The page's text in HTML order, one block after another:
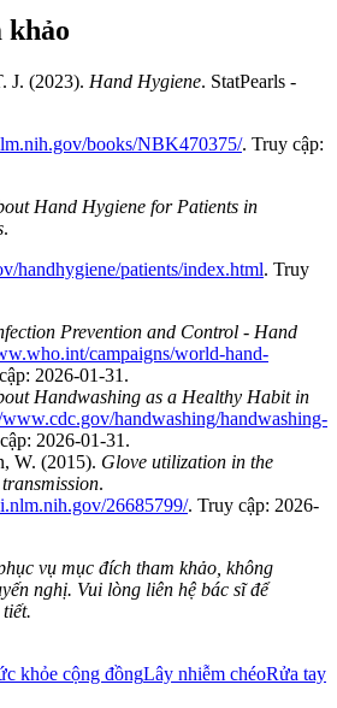
khảo
J. (2023). Hand Hygiene. StatPearls -
books/NBK470375/. Truy cập:
Hand Hygiene for Patients in
.
handhygiene/patients/index.html. Truy
Prevention and Control - Hand
campaigns/world-hand-
2026-01-31.
Handwashing as a Healthy Habit in
handwashing/handwashing-
2026-01-31.
W. (2015). Glove utilization in the
.
26685799/. Truy cập: 2026-
vụ mục đích tham khảo, không
nghị. Vui lòng liên hệ bác sĩ để
khỏe cộng đồngLây nhiễm chéoRửa tay